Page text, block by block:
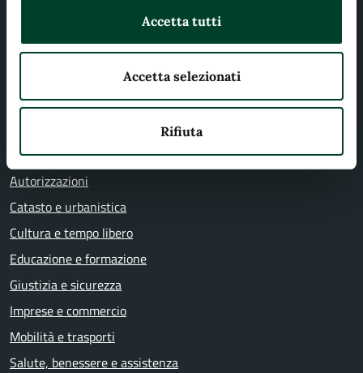
Accetta tutti
Accetta selezionati
Rifiuta
CATEGORIE DI SERVIZIO
Ambiente
Appalti pubblici
Autorizzazioni
Catasto e urbanistica
Cultura e tempo libero
Educazione e formazione
Giustizia e sicurezza
Imprese e commercio
Mobilità e trasporti
Salute, benessere e assistenza